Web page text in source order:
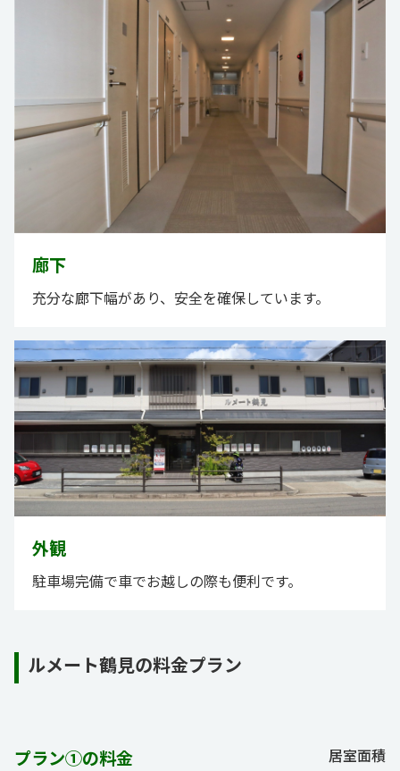
廊下
充分な廊下幅があり、安全を確保しています。
外観
駐車場完備で車でお越しの際も便利です。
ルメート鶴見の料金プラン
プラン①の料金 居室面積